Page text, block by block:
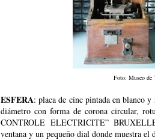
Foto: Museo de
ESFERA: placa de cinc pintada en blanco
diámetro con forma de corona circular,
CONTROLE ELECTRICITE”
ventana y un pequeño dial donde muestra el